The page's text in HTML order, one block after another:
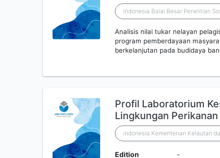
Indonesia.Balai Besar Penelitian
Analisis nilai tukar nelayan
program pemberdayaan
berkelanjutan pada budidaya
Profil Laboratorium
Lingkungan
indonesia.Kementerian Kelautan
Edition -